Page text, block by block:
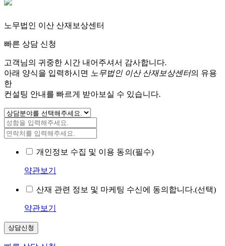
노무법인 이산 산재보상센터
빠른 상담 신청
고객님의 귀중한 시간 내어주셔서 감사합니다.
아래 양식을 입력하시면
노무법인 이산 산재보상센터의 유용
한
컨설팅 안내를 빠르게 받아보실 수 있습니다.
개인정보 수집 및 이용 동의(필수)
약관보기
산재 관련 정보 및 마케팅 수신에 동의합니다.(선택)
약관보기
상담신청